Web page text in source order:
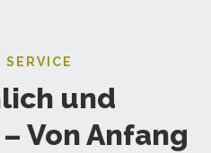
SERVICE
und
Von Anfang